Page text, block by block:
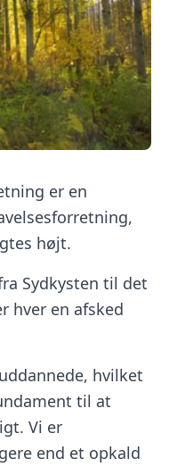
er en
højt.
Sydkysten til det
hver en afsked
, hvilket
til at
Vi er
end et opkald